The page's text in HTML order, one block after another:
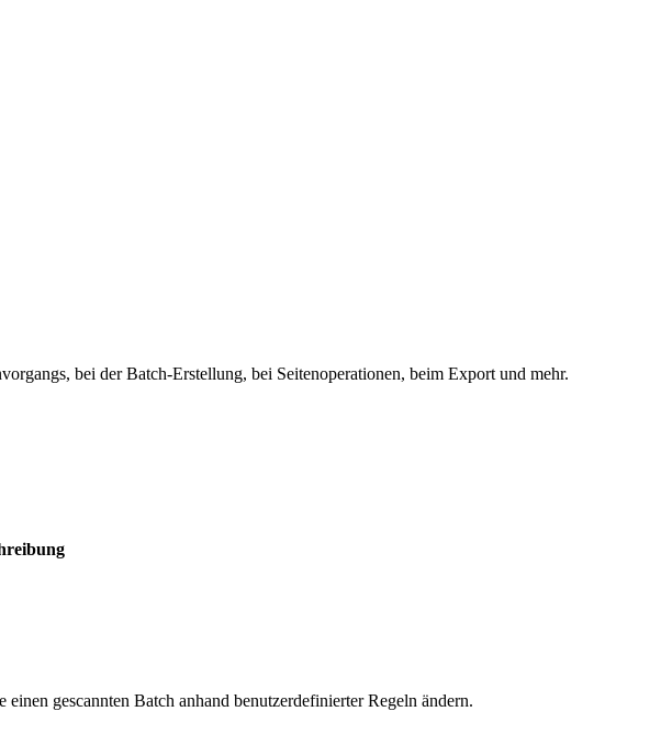
bei der Batch-Erstellung, bei Seitenoperationen, beim Export und mehr.
gescannten Batch anhand benutzerdefinierter Regeln ändern.